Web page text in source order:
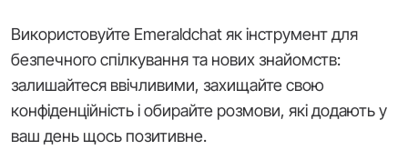
Використовуйте Emeraldchat як інструмент для
безпечного спілкування та нових знайомств:
залишайтеся ввічливими, захищайте свою
конфіденційність і обирайте розмови, які додають у
ваш день щось позитивне.